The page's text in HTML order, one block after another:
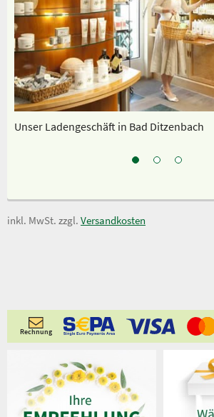
Unser Ladengeschäft in Bad Ditzenbach
inkl. MwSt. zzgl. Versandkosten
Rechnung